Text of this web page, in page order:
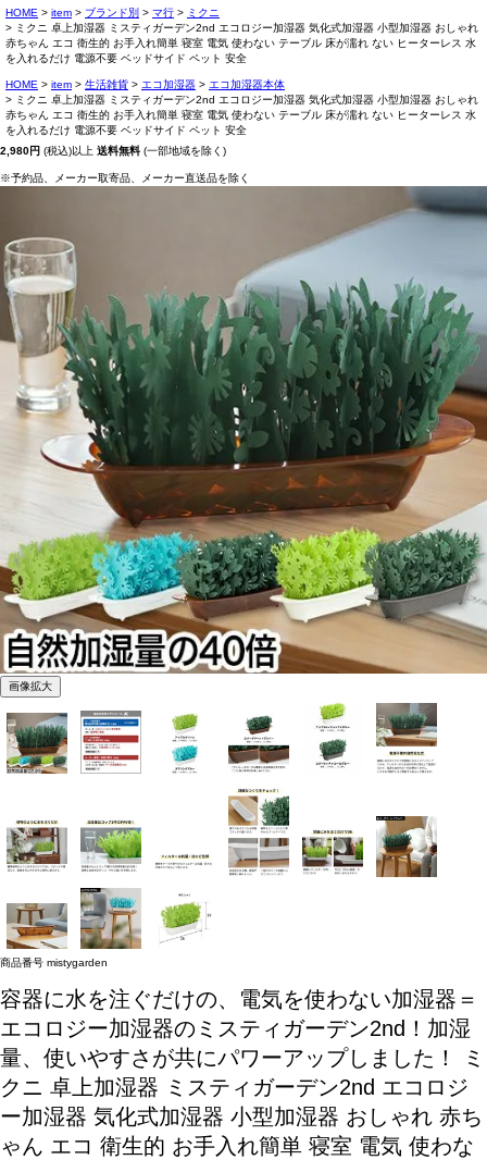
HOME item ブランド別 マ行
ミクニ
ミクニ 卓上加湿器 ミスティガーデン2nd エコロジー加湿器 気化式加湿器 小型加湿器 おしゃれ
赤ちゃん エコ 衛生的 お手入れ簡単 寝室 電気 使わない テーブル 床が濡れ ない ヒーターレス 水
を入れるだけ 電源不要 ベッドサイド ペット 安全
HOME item 生活雑貨 エコ加湿器
エコ加湿器本体
ミクニ 卓上加湿器 ミスティガーデン2nd エコロジー加湿器 気化式加湿器 小型加湿器 おしゃれ
赤ちゃん エコ 衛生的 お手入れ簡単 寝室 電気 使わない テーブル 床が濡れ ない ヒーターレス 水
を入れるだけ 電源不要 ベッドサイド ペット 安全
2,980円 (税込)以上 送料無料 (一部地域を除く)
※予約品、メーカー取寄品、メーカー直送品を除く
画像拡大
商品番号 mistygarden
容器に水を注ぐだけの、電気を使わない加湿器＝
エコロジー加湿器のミスティガーデン2nd！加湿
量、使いやすさが共にパワーアップしました！
ミ
クニ 卓上加湿器 ミスティガーデン2nd エコロジ
ー加湿器 気化式加湿器 小型加湿器 おしゃれ 赤ち
ゃん エコ 衛生的 お手入れ簡単 寝室 電気 使わな